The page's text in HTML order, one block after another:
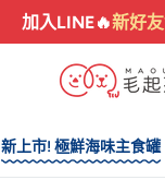
加入LINE🔥新好
新上市! 極鮮海味主食罐